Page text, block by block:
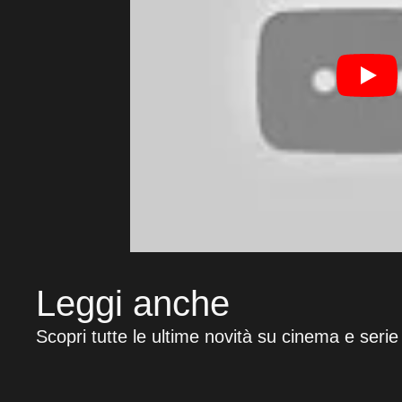
Leggi anche
Scopri tutte le ultime novità su cinema e serie